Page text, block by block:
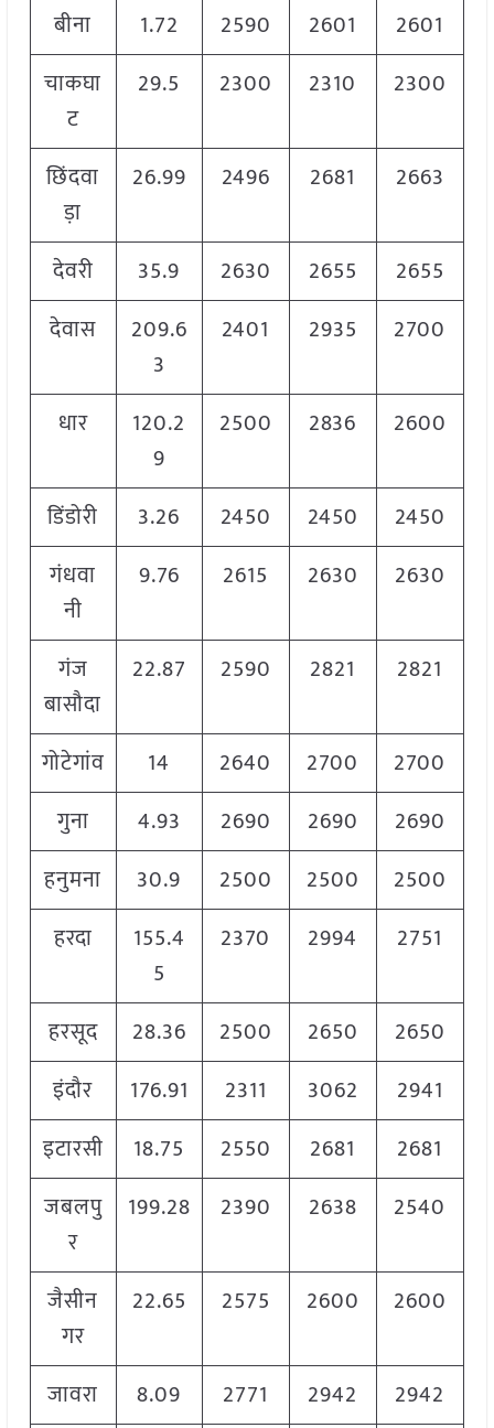
बीना 1.72 2590 2601
2601
चाकघा
ट
29.5 2300 2310 2300
छिंदवा
ड़ा
26.99 2496 2681 2663
देवरी 35.9 2630 2655
2655
देवास
209.6
3
2401 2935 2700
धार
120.2
9
2500 2836 2600
डिंडोरी 3.26 2450 2450
2450
गंधवा
नी
9.76 2615 2630 2630
गंज
बासौदा
22.87 2590 2821 2821
गोटेगांव 14 2640 2700
2700
गुना
4.93 2690 2690
2690
हनुमना
30.9 2500 2500
2500
हरदा
155.4
5
2370 2994 2751
हरसूद 28.36 2500 2650
2650
इंदौर
176.91 2311 3062
2941
इटारसी
18.75 2550 2681
2681
जबलपु
र
199.28 2390 2638 2540
जैसीन
गर
22.65 2575 2600 2600
जावरा 8.09 2771 2942
2942